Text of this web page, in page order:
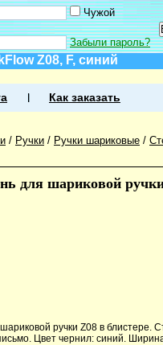
Чужой
Забыли пароль?
Z08, F, синий
Как заказать
/ Ручки / Ручки шариковые /
для шариковой
ручки Z08 в блистере.
Цвет чернил: синий.